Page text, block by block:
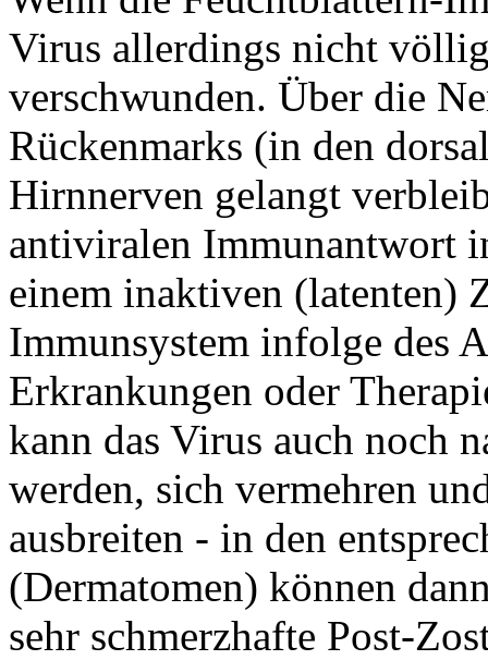
Virus allerdings nicht
verschwunden. Über die
Rückenmarks (in den
Hirnnerven gelangt
antiviralen Immunantwort
einem inaktiven (latenten)
Immunsystem infolge des
Erkrankungen oder
kann das Virus auch noch
werden, sich vermehren
ausbreiten - in den
(Dermatomen) können
sehr schmerzhafte Post-